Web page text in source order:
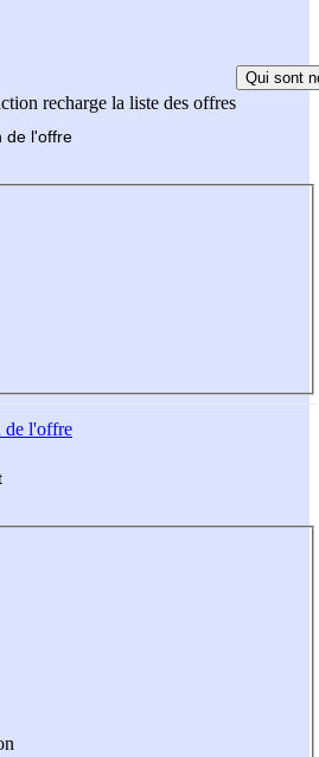
recharge la liste des offres
Qui sont
de l'offre
de l'offre